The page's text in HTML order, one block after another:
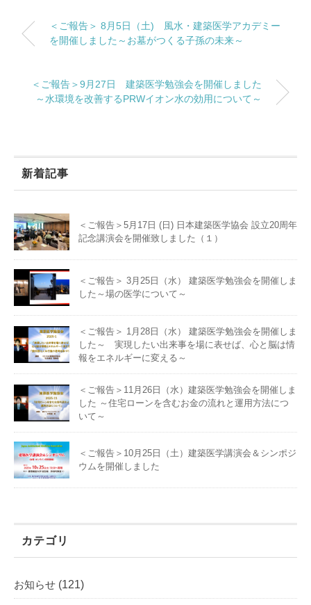
＜ご報告＞ 8月5日（土) 風水・建築医学アカデミー
を開催しました～お墓がつくる子孫の未来～
＜ご報告＞9月27日 建築医学勉強会を開催しました
～水環境を改善するPRWイオン水の効用について～
新着記事
＜ご報告＞5月17日 (日) 日本建築医学協会 設立20周年
記念講演会を開催致しました（１）
＜ご報告＞ 3月25日（水） 建築医学勉強会を開催しま
した～場の医学について～
＜ご報告＞ 1月28日（水） 建築医学勉強会を開催しま
した～ 実現したい出来事を場に表せば、心と脳は情
報をエネルギーに変える～
＜ご報告＞11月26日（水）建築医学勉強会を開催しま
した ～住宅ローンを含むお金の流れと運用方法につ
いて～
＜ご報告＞10月25日（土）建築医学講演会＆シンポジ
ウムを開催しました
カテゴリ
お知らせ (121)